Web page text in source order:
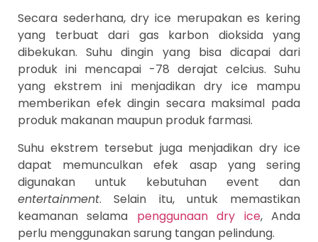
Secara sederhana, dry ice merupakan es kering
yang terbuat dari gas karbon dioksida yang
dibekukan. Suhu dingin yang bisa dicapai dari
produk ini mencapai -78 derajat celcius. Suhu
yang ekstrem ini menjadikan dry ice mampu
memberikan efek dingin secara maksimal pada
produk makanan maupun produk farmasi.
Suhu ekstrem tersebut juga menjadikan dry ice
dapat memunculkan efek asap yang sering
digunakan untuk kebutuhan event dan
entertainment. Selain itu, untuk memastikan
keamanan selama penggunaan dry ice, Anda
perlu menggunakan sarung tangan pelindung.